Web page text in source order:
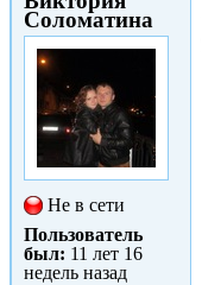
Соломатина
Не в сети
Пользователь
был: 11 лет 16
недель назад